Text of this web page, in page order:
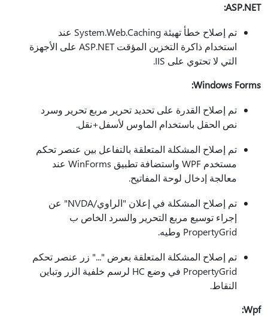
ASP.NET:
تم إصلاح خطأ تهيئة System.Web.Caching عند
استخدام ذاكرة التخزين المؤقت ASP.NET على الأجهزة
التي لا تحتوي على IIS.
Windows Forms:
تم إصلاح القدرة على تحديد تحرير مربع تحرير وسرد
نص الحقل باستخدام الماوس لأسفل+نقل.
تم إصلاح المشكلة المتعلقة بالتفاعل بين عنصر تحكم
مستخدم WPF واستضافة تطبيق WinForms عند
معالجة إدخال لوحة المفاتيح.
تم إصلاح المشكلة في إعلان "الراوي/NVDA" عن
إجراء توسيع مربع التحرير والسرد الخاص ب
PropertyGrid وطيه.
تم إصلاح المشكلة المتعلقة بعرض "..." زر عنصر تحكم
PropertyGrid في وضع HC لرسم خلفية الزر وتباين
النقاط.
Wpf: